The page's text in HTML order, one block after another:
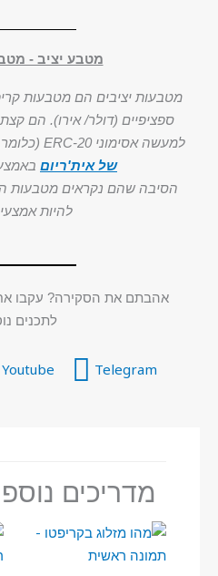
מטבע יציב -
מטבעות יציבים הם מטבעות
ספציפיים (דולר/ אירו). הם
למעשה אסימוני ERC-20 (כלומר, הם פועלים על
של אית'ריום
הסיבה שהם נקראים מטבעות
להיות אמצעי
אהבתם את הסקירה? עקבו
לתכנים
Telegram
Youtube
מדריכים